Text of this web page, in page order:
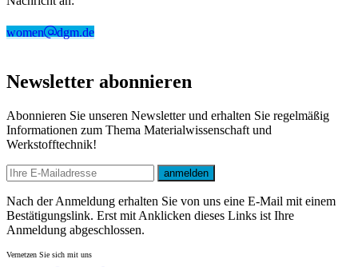
women dgm.de
Newsletter abonnieren
Abonnieren Sie unseren Newsletter und erhalten Sie regelmäßig
Informationen zum Thema Materialwissenschaft und
Werkstofftechnik!
E-mail
anmelden
Nach der Anmeldung erhalten Sie von uns eine E-Mail mit einem
Bestätigungslink. Erst mit Anklicken dieses Links ist Ihre
Anmeldung abgeschlossen.
Vernetzen Sie sich mit uns